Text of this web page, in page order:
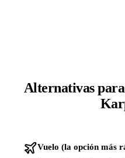
Alternativas
Vuelo (la opción más